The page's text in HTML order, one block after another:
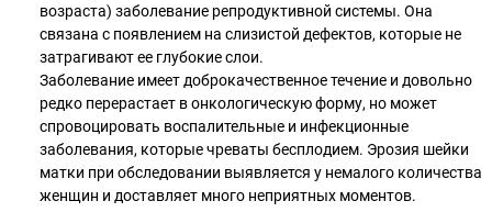
возраста) заболевание репродуктивной системы. Она
связана с появлением на слизистой дефектов, которые не
затрагивают ее глубокие слои.
Заболевание имеет доброкачественное течение и довольно
редко перерастает в онкологическую форму, но может
спровоцировать воспалительные и инфекционные
заболевания, которые чреваты бесплодием. Эрозия шейки
матки при обследовании выявляется у немалого количества
женщин и доставляет много неприятных моментов.